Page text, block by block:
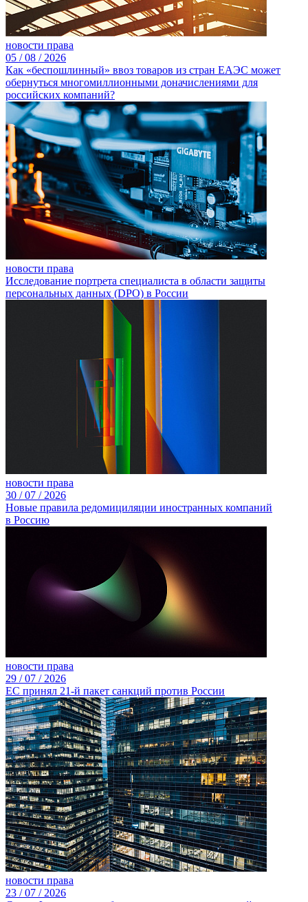
новости права
05 /08 / 2026
Как «беспошлинный» ввоз товаров из стран ЕАЭС может
обернуться многомиллионными доначислениями для
российских компаний?
новости права
Исследование портрета специалиста в области защиты
персональных данных (DPO) в России
новости права
30 /07 / 2026
Новые правила редомициляции иностранных компаний
в Россию
новости права
29 /07 / 2026
ЕС принял 21-й пакет санкций против России
новости права
23 /07 / 2026